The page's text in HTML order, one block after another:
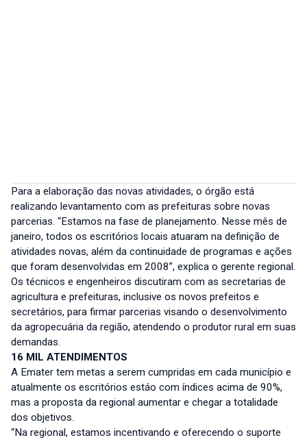
Para a elaboração das novas atividades, o órgão está
realizando levantamento com as prefeituras sobre novas
parcerias. “Estamos na fase de planejamento. Nesse mês de
janeiro, todos os escritórios locais atuaram na definição de
atividades novas, além da continuidade de programas e ações
que foram desenvolvidas em 2008”, explica o gerente regional.
Os técnicos e engenheiros discutiram com as secretarias de
agricultura e prefeituras, inclusive os novos prefeitos e
secretários, para firmar parcerias visando o desenvolvimento
da agropecuária da região, atendendo o produtor rural em suas
demandas.
16 MIL ATENDIMENTOS
A Emater tem metas a serem cumpridas em cada município e
atualmente os escritórios estáo com índices acima de 90%,
mas a proposta da regional aumentar e chegar a totalidade
dos objetivos.
“Na regional, estamos incentivando e oferecendo o suporte